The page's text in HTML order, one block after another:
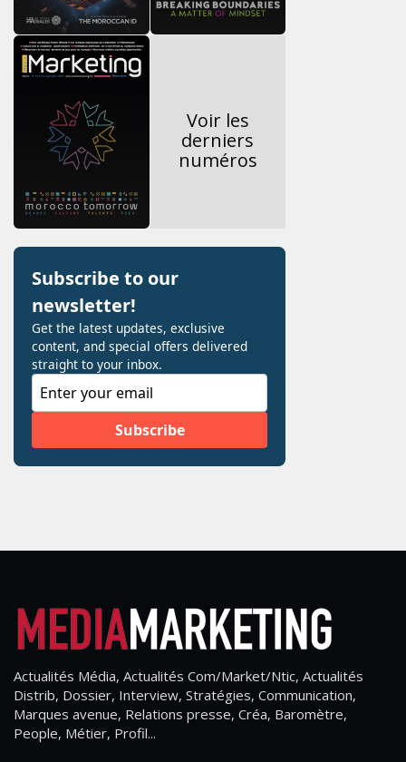
Voir les
derniers
numéros
Actualités Média, Actualités Com/Market/Ntic, Actualités
Distrib, Dossier, Interview, Stratégies, Communication,
Marques avenue, Relations presse, Créa, Baromètre,
People, Métier, Profil...